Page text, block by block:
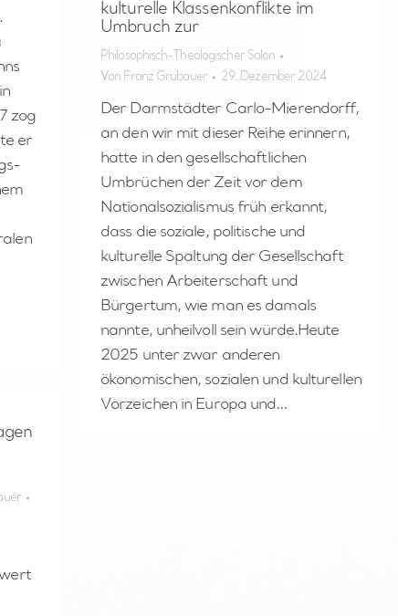
zog
er
kulturelle Klassenkonflikte im
Umbruch zur
Philosophisch-Theologischer Salon
Von Franz Grubauer 29. Dezember 2024
Der Darmstädter Carlo-Mierendorff,
an den wir mit dieser Reihe erinnern,
hatte in den gesellschaftlichen
Umbrüchen der Zeit vor dem
Nationalsozialismus früh erkannt,
dass die soziale, politische und
kulturelle Spaltung der Gesellschaft
zwischen Arbeiterschaft und
Bürgertum, wie man es damals
nannte, unheilvoll sein würde.Heute
2025 unter zwar anderen
ökonomischen, sozialen und kulturellen
Vorzeichen in Europa und…